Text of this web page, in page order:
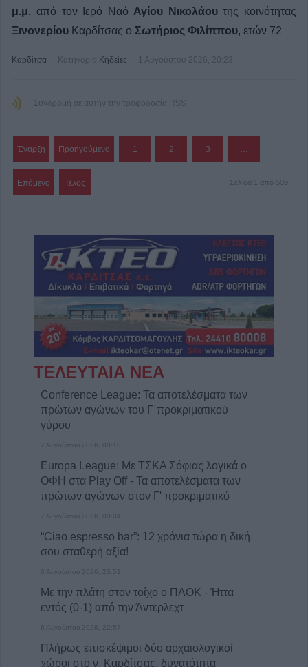
μ.μ. από τον Ιερό Ναό Αγίου Νικολάουτης κοινότητας
Ξινονερίου Καρδίτσας ο Σωτήριος Φιλίππου, ετών 72
Καρδίτσα Κατηγορία Κηδείες 1 Αυγούστου 2026, 20:23
Συνδρομή σε αυτήν την τροφοδοσία RSS
Έναρξη Προηγούμενο 1 2 3 …
Επόμενο Τέλος Σελίδα 1 από 509
ΤΕΛΕΥΤΑΙΑ ΝΕΑ
Conference League: Τα αποτελέσματα των
πρώτων αγώνων του Γ΄προκριματικού
γύρου
7 Αυγούστου 2026, 00:10
Europa League: Με ΤΣΚΑ Σόφιας λογικά ο
ΟΦΗ στα Play Off - Τα αποτελέσματα των
πρώτων αγώνων στον Γ' προκριματικό
7 Αυγούστου 2026, 00:04
“Ciao espresso bar”: 12 χρόνια τώρα η δική
σου σταθερή αξία!
6 Αυγούστου 2026, 23:51
Με την πλάτη στον τοίχο ο ΠΑΟΚ - Ήττα
εντός (0-1) από την Άντερλεχτ
6 Αυγούστου 2026, 22:57
Πλήρως επισκέψιμοι δύο αρχαιολογικοί
χώροι στο ν. Καρδίτσας, δυνατότητα